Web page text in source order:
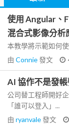
使用 Angular、
混合式影像分析
本教學將示範如何
由 Connie發文
AI 協作不是發
公司替工程師開好
「誰可以登入」...
由 ryanvale發文